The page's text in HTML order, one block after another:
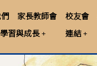
家長教師會 校友會
學習與成長 連結